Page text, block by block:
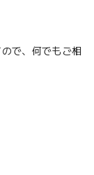
で、何でもご相